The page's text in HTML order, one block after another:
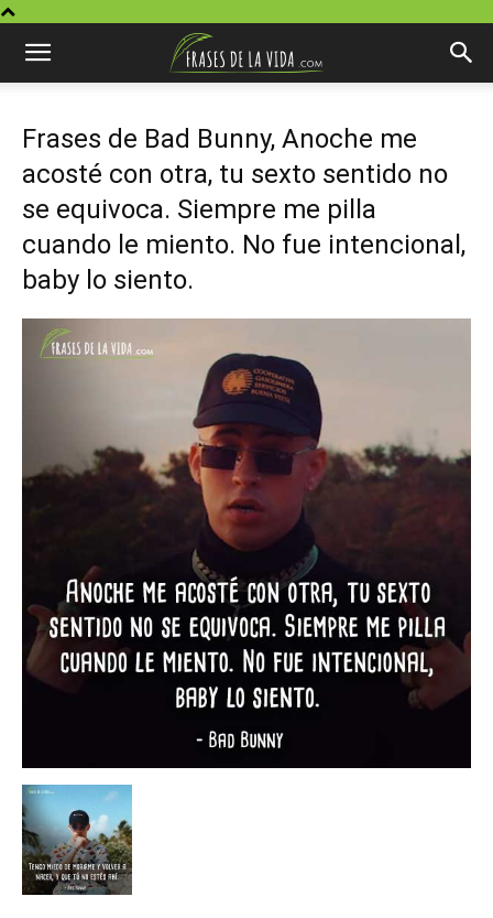
Frases de Bad Bunny, Anoche me
acosté con otra, tu sexto sentido no
se equivoca. Siempre me pilla
cuando le miento. No fue intencional,
baby lo siento.